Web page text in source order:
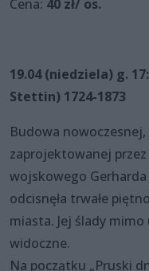
Cena: 40 zł/ os.
19.04 (niedziela) g.
Stettin) 1724-1873
Budowa
zaprojektowanej
wojskowego
odcisnęła trwałe
miasta. Jej ślady mimo
widoczne.
Na początku „Pruski